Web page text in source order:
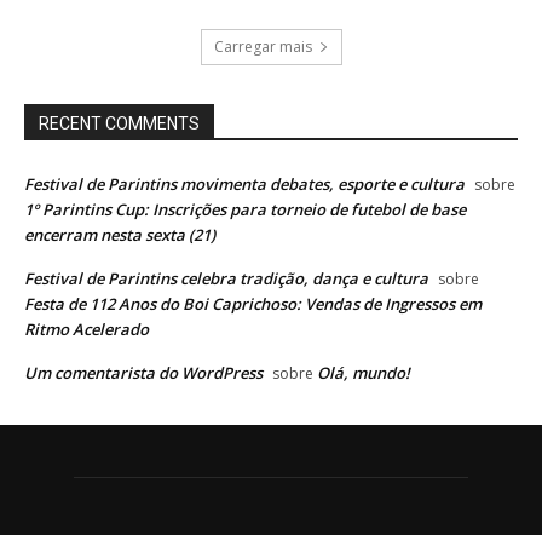
Carregar mais
RECENT COMMENTS
Festival de Parintins movimenta debates, esporte e cultura sobre
1º Parintins Cup: Inscrições para torneio de futebol de base
encerram nesta sexta (21)
Festival de Parintins celebra tradição, dança e cultura sobre
Festa de 112 Anos do Boi Caprichoso: Vendas de Ingressos em
Ritmo Acelerado
Um comentarista do WordPress sobre Olá, mundo!